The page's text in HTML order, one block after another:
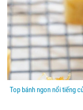
Top bánh ngon nổi tiếng